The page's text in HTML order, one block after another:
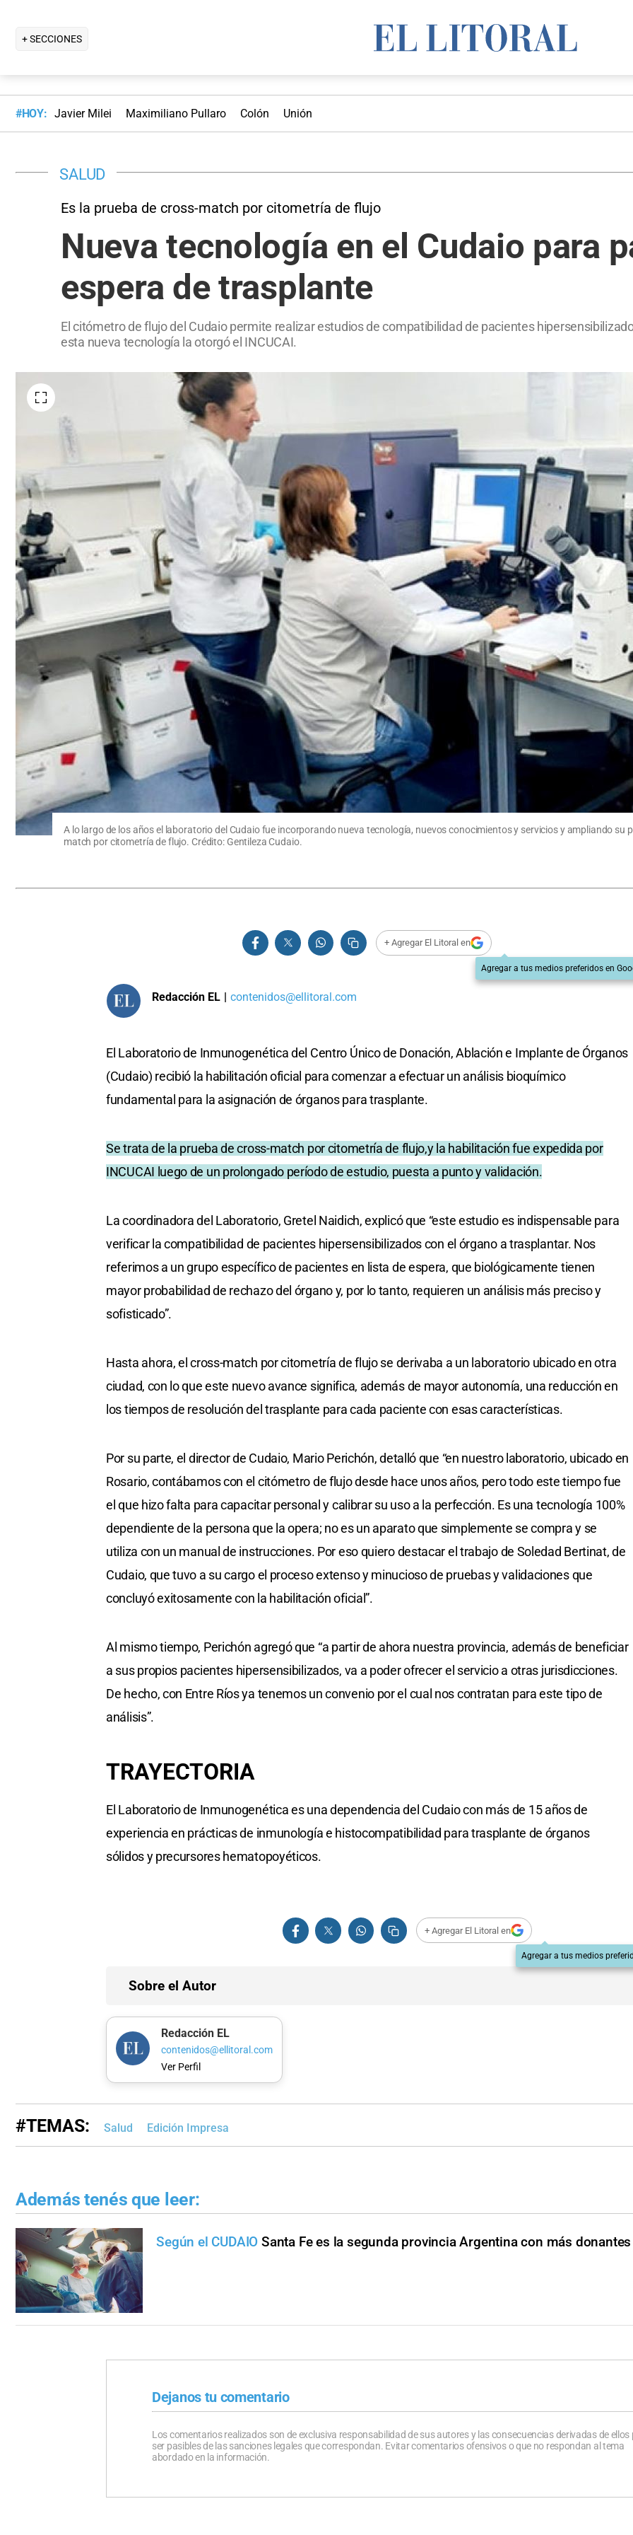
+ SECCIONES
#HOY: Javier Milei Maximiliano Pullaro Colón Unión
SALUD
Es la prueba de cross-match por citometría de flujo
Nueva tecnología en el Cudaio para
espera de trasplante
El citómetro de flujo del Cudaio permite realizar estudios de compatibilidad de pacientes
esta nueva tecnología la otorgó el INCUCAI.
A lo largo de los años el laboratorio del Cudaio fue incorporando nueva tecnología, nuevos conocimientos y servicios y ampliando su
match por citometría de flujo. Crédito: Gentileza Cudaio.
+ Agregar El Litoral en
Agregar a tus medios preferidos en
Redacción EL | contenidos@ellitoral.com
El Laboratorio de Inmunogenética del Centro Único de Donación, Ablación e Implante de Órganos
(Cudaio) recibió la habilitación oficial para comenzar a efectuar un análisis bioquímico
fundamental para la asignación de órganos para trasplante.
Se trata de la prueba de cross-match por citometría de flujo,y la habilitación fue expedida por
INCUCAI luego de un prolongado período de estudio, puesta a punto y validación.
La coordinadora del Laboratorio, Gretel Naidich, explicó que “este estudio es indispensable para
verificar la compatibilidad de pacientes hipersensibilizados con el órgano a trasplantar. Nos
referimos a un grupo específico de pacientes en lista de espera, que biológicamente tienen
mayor probabilidad de rechazo del órgano y, por lo tanto, requieren un análisis más preciso y
sofisticado”.
Hasta ahora, el cross-match por citometría de flujo se derivaba a un laboratorio ubicado en otra
ciudad, con lo que este nuevo avance significa, además de mayor autonomía, una reducción en
los tiempos de resolución del trasplante para cada paciente con esas características.
Por su parte, el director de Cudaio, Mario Perichón, detalló que “en nuestro laboratorio, ubicado en
Rosario, contábamos con el citómetro de flujo desde hace unos años, pero todo este tiempo fue
el que hizo falta para capacitar personal y calibrar su uso a la perfección. Es una tecnología 100%
dependiente de la persona que la opera; no es un aparato que simplemente se compra y se
utiliza con un manual de instrucciones. Por eso quiero destacar el trabajo de Soledad Bertinat, de
Cudaio, que tuvo a su cargo el proceso extenso y minucioso de pruebas y validaciones que
concluyó exitosamente con la habilitación oficial”.
Al mismo tiempo, Perichón agregó que “a partir de ahora nuestra provincia, además de beneficiar
a sus propios pacientes hipersensibilizados, va a poder ofrecer el servicio a otras jurisdicciones.
De hecho, con Entre Ríos ya tenemos un convenio por el cual nos contratan para este tipo de
análisis”.
TRAYECTORIA
El Laboratorio de Inmunogenética es una dependencia del Cudaio con más de 15 años de
experiencia en prácticas de inmunología e histocompatibilidad para trasplante de órganos
sólidos y precursores hematopoyéticos.
+ Agregar El Litoral en
Agregar a tus medios
Sobre el Autor
Redacción EL
contenidos@ellitoral.com
Ver Perfil
#TEMAS: Salud Edición Impresa
Además tenés que leer:
Según el CUDAIO Santa Fe es la segunda provincia Argentina con más
Dejanos tu comentario
Los comentarios realizados son de exclusiva responsabilidad de sus autores y las consecuencias derivadas de ellos
ser pasibles de las sanciones legales que correspondan. Evitar comentarios ofensivos o que no respondan al tema
abordado en la información.